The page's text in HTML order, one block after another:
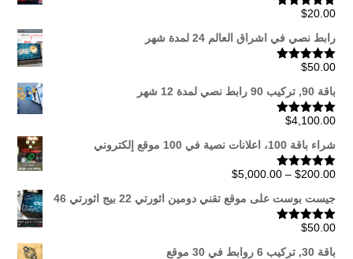
تم التقييم
$20.00
رابط نصي في اشراق العالم 24 لمدة شهر
تم التقييم
$50.00
باقة 90, تركيب 90 رابط نصي لمدة 12 شهر
تم التقييم$4,100.00
شراء باقة 100، اعلانات نصية في 100 موقع إلكتروني
تم التقييم
$200.00
–
$5,000.00 نطاق
من
خلال
جيست بوست على موقع تقني دومين اثورتي 22 بيج اثورتي 46
تم التقييم
$50.00
باقة 30, تركيب 6 روابط في 30 موقع